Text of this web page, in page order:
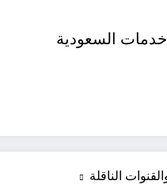
خدمات السعودية